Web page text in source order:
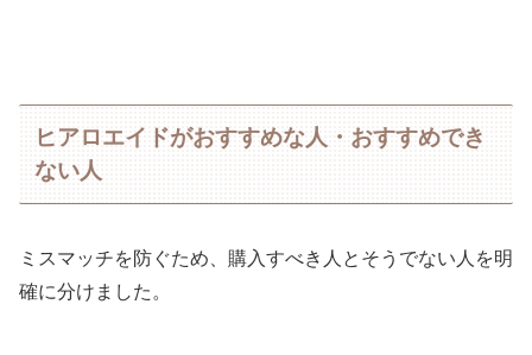
ヒアロエイドがおすすめな人・おすすめでき
ない人
ミスマッチを防ぐため、購入すべき人とそうでない人を明
確に分けました。